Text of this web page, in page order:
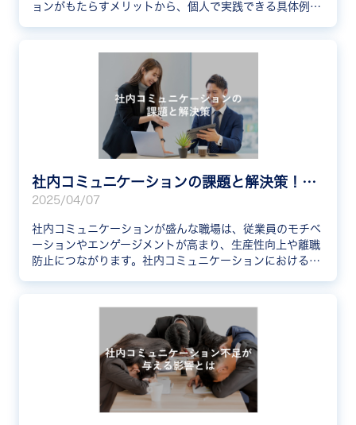
ョンがもたらすメリットから、個人で実践できる具体例7
を網羅的に解説します。
社内コミュニケーションの課題と解決策！活性化の具体例を紹介
2025/04/07
社内コミュニケーションが盛んな職場は、従業員のモチベ
ーションやエンゲージメントが高まり、生産性向上や離職
防止につながります。社内コミュニケーションにおける課